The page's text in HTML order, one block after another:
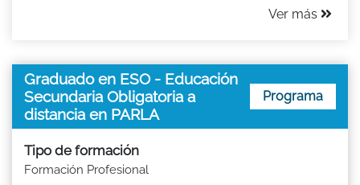
Ver más
Graduado en ESO - Educación
Secundaria Obligatoria a
distancia en PARLA
Programa
Tipo de formación
Formación Profesional